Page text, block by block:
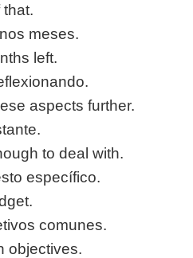
meses.
left.
aspects further.
to deal with.
específico.
comunes.
objectives.